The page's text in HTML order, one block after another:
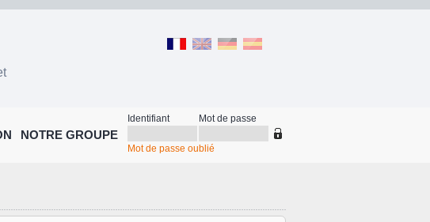
NOTRE GROUPE
Identifiant Mot de passe
Mot de passe oublié